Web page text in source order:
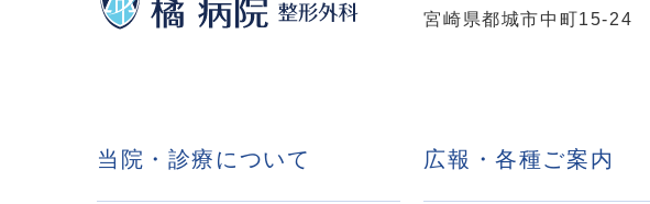
宮崎県都城市中町15-24
当院・診療について 広報・各種ご案内